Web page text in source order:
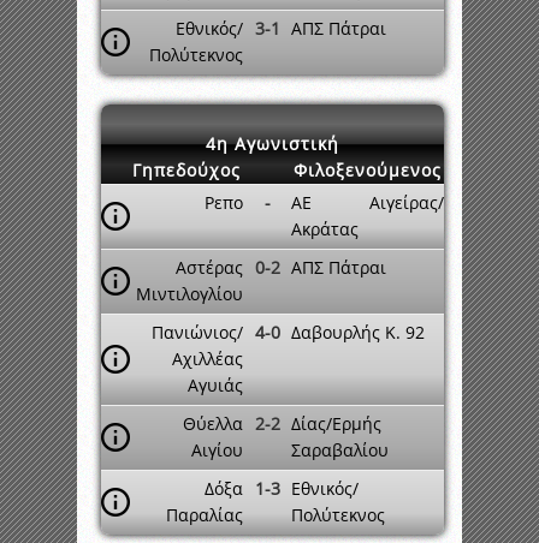
Εθνικός/
Πολύτεκνος
3-1 ΑΠΣ Πάτραι
4η Αγωνιστική
Γηπεδούχος
Φιλοξενούμενος
Ρεπο
-
ΑΕ Αιγείρας/
Ακράτας
Αστέρας
Μιντιλογλίου
0-2 ΑΠΣ Πάτραι
Πανιώνιος/
Αχιλλέας
Αγυιάς
4-0 Δαβουρλής Κ. 92
Θύελλα
Αιγίου
2-2 Δίας/Ερμής
Σαραβαλίου
Δόξα
Παραλίας
1-3 Εθνικός/
Πολύτεκνος